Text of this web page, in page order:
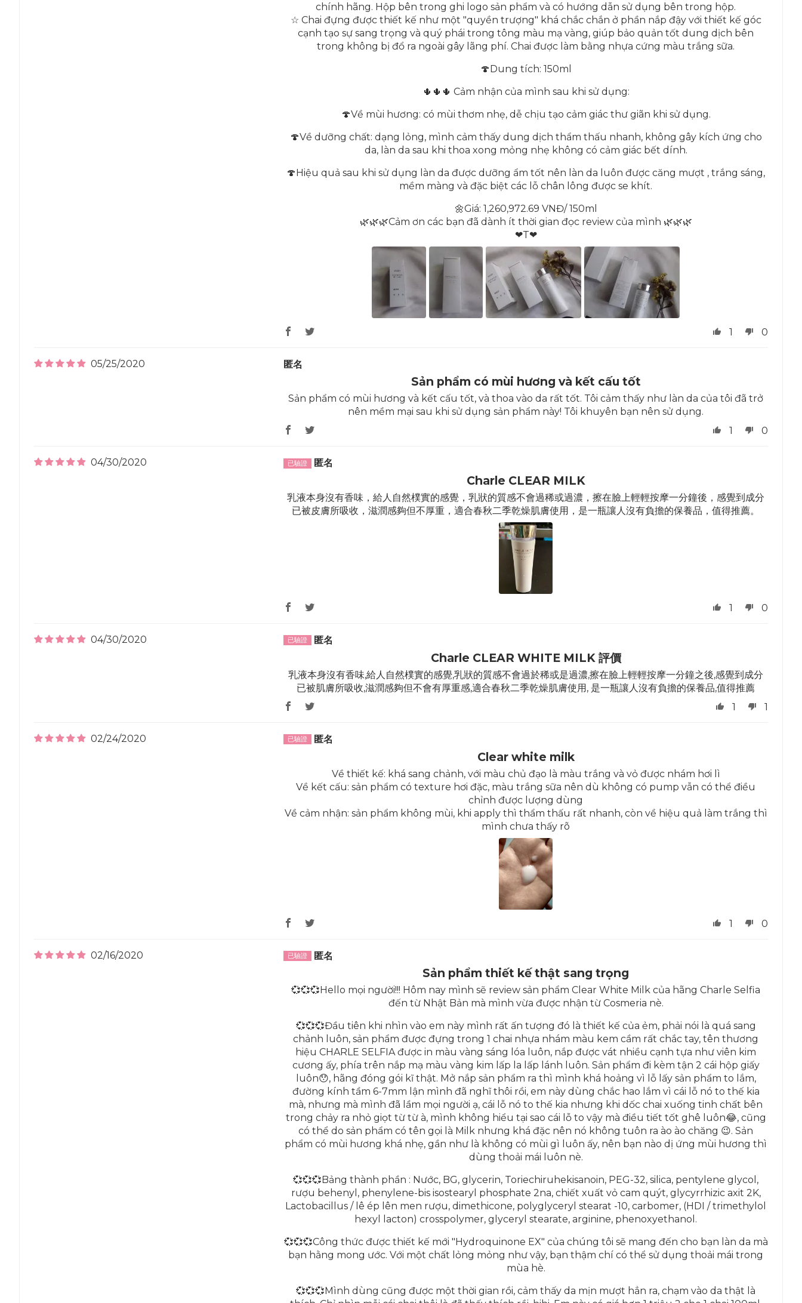
chính hãng. Hộp bên trong ghi logo sản phẩm và có hướng dẫn sử dụng bên trong hộp.
☆ Chai đựng được thiết kế như một "quyền trượng" khá chắc chắn ở phần nắp đậy với thiết kế góc
cạnh tạo sự sang trọng và quý phái trong tông màu mạ vàng, giúp bảo quản tốt dung dịch bên
trong không bị đổ ra ngoài gây lãng phí. Chai được làm bằng nhựa cứng màu trắng sữa.
🍄Dung tích: 150ml
🌵🌵🌵 Cảm nhận của mình sau khi sử dụng:
🍄Về mùi hương: có mùi thơm nhẹ, dễ chịu tạo cảm giác thư giãn khi sử dụng.
🍄Về dưỡng chất: dạng lỏng, mình cảm thấy dung dịch thẩm thấu nhanh, không gây kích ứng cho
da, làn da sau khi thoa xong mỏng nhẹ không có cảm giác bết dính.
🍄Hiệu quả sau khi sử dụng làn da được dưỡng ẩm tốt nên làn da luôn được căng mượt , trắng sáng,
mềm màng và đặc biệt các lỗ chân lông được se khít.
🌼Giá: 1,260,972.69 VNĐ/ 150ml
🌿🌿🌿Cảm ơn các bạn đã dành ít thời gian đọc review của mình 🌿🌿🌿
❤T❤
1 0
05/25/2020 匿名
Sản phẩm có mùi hương và kết cấu tốt
Sản phẩm có mùi hương và kết cấu tốt, và thoa vào da rất tốt. Tôi cảm thấy như làn da của tôi đã trở
nên mềm mại sau khi sử dụng sản phẩm này! Tôi khuyên bạn nên sử dụng.
1
0
04/30/2020 匿名
Charle CLEAR MILK
乳液本身沒有香味，給人自然樸實的感覺，乳狀的質感不會過稀或過濃，擦在臉上輕輕按摩一分鐘後，感覺到成分
已被皮膚所吸收，滋潤感夠但不厚重，適合春秋二季乾燥肌膚使用，是一瓶讓人沒有負擔的保養品，值得推薦。
1 0
04/30/2020 匿名
Charle CLEAR WHITE MILK 評價
乳液本身沒有香味,給人自然樸實的感覺,乳狀的質感不會過於稀或是過濃,擦在臉上輕輕按摩一分鐘之後,感覺到成分
已被肌膚所吸收,滋潤感夠但不會有厚重感,適合春秋二季乾燥肌膚使用, 是一瓶讓人沒有負擔的保養品,值得推薦
1
1
02/24/2020 匿名
Clear white milk
Về thiết kế: khá sang chảnh, với màu chủ đạo là màu trắng và vỏ được nhám hơi lì
Về kết cấu: sản phẩm có texture hơi đặc, màu trắng sữa nên dù không có pump vẫn có thể điều
chỉnh được lượng dùng
Về cảm nhận: sản phẩm không mùi, khi apply thì thẩm thấu rất nhanh, còn về hiệu quả làm trắng thì
mình chưa thấy rõ
1 0
02/16/2020 匿名
Sản phẩm thiết kế thật sang trọng
💞💞💞Hello mọi người!!! Hôm nay mình sẽ review sản phẩm Clear White Milk của hãng Charle Selfia
đến từ Nhật Bản mà mình vừa được nhận từ Cosmeria nè.
💞💞💞Đầu tiên khi nhìn vào em này mình rất ấn tượng đó là thiết kế của ẻm, phải nói là quá sang
chảnh luôn, sản phẩm được đựng trong 1 chai nhựa nhám màu kem cầm rất chắc tay, tên thương
hiệu CHARLE SELFIA được in màu vàng sáng lóa luôn, nắp được vát nhiều cạnh tựa như viên kim
cương ấy, phía trên nắp mạ màu vàng kim lấp la lấp lánh luôn. Sản phẩm đi kèm tận 2 cái hộp giấy
luôn😯, hãng đóng gói kĩ thật. Mở nắp sản phẩm ra thì mình khá hoảng vì lỗ lấy sản phẩm to lắm,
đường kính tầm 6-7mm lận mình đã nghĩ thôi rồi, em này dùng chắc hao lắm vì cái lỗ nó to thế kia
mà, nhưng mà mình đã lầm mọi người ạ, cái lỗ nó to thế kia nhưng khi dốc chai xuống tinh chất bên
trong chảy ra nhỏ giọt từ từ à, mình không hiểu tại sao cái lỗ to vậy mà điều tiết tốt ghê luôn😂, cũng
có thể do sản phẩm có tên gọi là Milk nhưng khá đặc nên nó không tuôn ra ào ào chăng 😉. Sản
phẩm có mùi hương khá nhẹ, gần như là không có mùi gì luôn ấy, nên bạn nào dị ứng mùi hương thì
dùng thoải mái luôn nè.
💞💞💞Bảng thành phần : Nước, BG, glycerin, Toriechiruhekisanoin, PEG-32, silica, pentylene glycol,
rượu behenyl, phenylene-bis isostearyl phosphate 2na, chiết xuất vỏ cam quýt, glycyrrhizic axit 2K,
Lactobacillus / lê ép lên men rượu, dimethicone, polyglyceryl stearat -10, carbomer, (HDI / trimethylol
hexyl lacton) crosspolymer, glyceryl stearate, arginine, phenoxyethanol.
💞💞💞Công thức được thiết kế mới "Hydroquinone EX" của chúng tôi sẽ mang đến cho bạn làn da mà
bạn hằng mong ước. Với một chất lỏng mỏng như vậy, bạn thậm chí có thể sử dụng thoải mái trong
mùa hè.
💞💞💞Mình dùng cũng được một thời gian rồi, cảm thấy da mịn mượt hẳn ra, chạm vào da thật là